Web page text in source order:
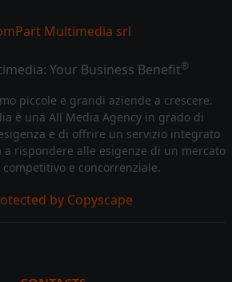
Your Business Benefit®
piccole e grandi aziende a crescere.
è una All Media Agency in grado di
e di offrire un servizio integrato
rispondere alle esigenze di un mercato
e concorrenziale.